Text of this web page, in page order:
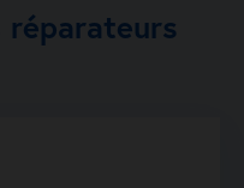
réparateurs